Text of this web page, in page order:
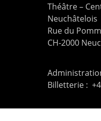
Théâtre –
Neuchâtelois
Rue du
CH-2000
Billetterie :